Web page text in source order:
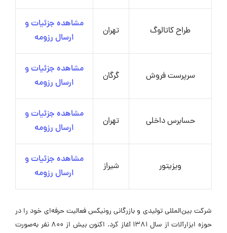
طراح کاتالوگ تهران
مشاهده جزئیات و
ارسال رزومه
سرپرست فروش گرگان
مشاهده جزئیات و
ارسال رزومه
حسابرس داخلی تهران
مشاهده جزئیات و
ارسال رزومه
ویزیتور شیراز
مشاهده جزئیات و
ارسال رزومه
شرکت بین‌المللی تولیدی و بازرگانی رونیکس فعالیت حرفه‌ای خود را در
حوزه ابزارآلات از سال ۱۳۸۱ آغاز کرد. اکنون بیش از ۸۰۰ نفر به‌صورت